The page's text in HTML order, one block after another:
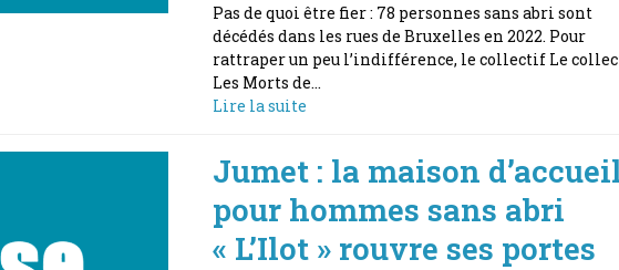
Pas de quoi être fier : 78 personnes sans abri sont
décédés dans les rues de Bruxelles en 2022. Pour
rattraper un peu l’indifférence, le collectif Le
Les Morts de…
Lire la suite
Jumet : la maison
pour hommes sans abri
« L’Ilot » rouvre ses portes